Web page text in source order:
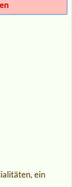
ein